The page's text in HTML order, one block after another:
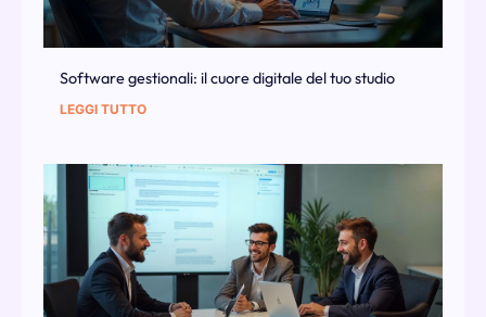
Software gestionali: il cuore digitale del tuo studio
LEGGI TUTTO